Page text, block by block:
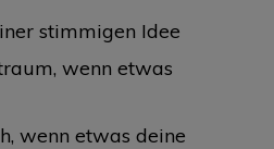
stimmigen Idee
wenn etwas
wenn etwas deine